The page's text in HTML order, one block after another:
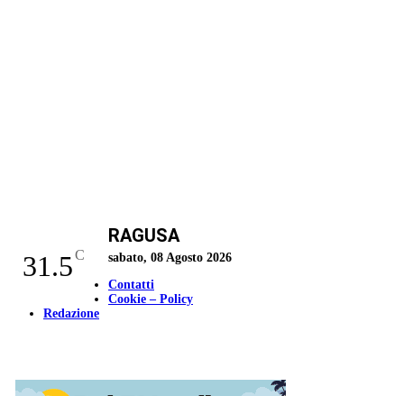
31.5C
RAGUSA
sabato, 08 Agosto 2026
Contatti
Cookie – Policy
Redazione